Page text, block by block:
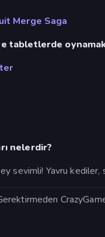
Merge Saga
tabletlerde
nelerdir?
sevimli! Yavru